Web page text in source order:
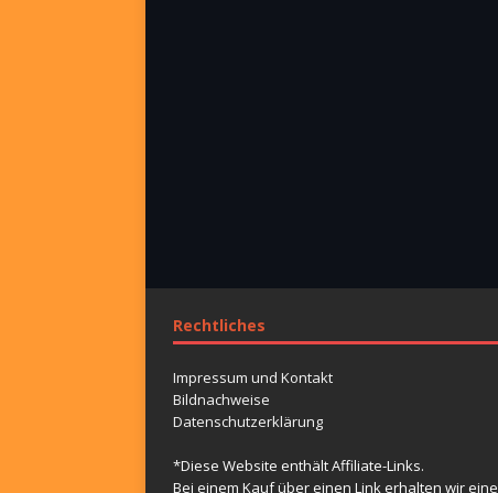
Rechtliches
Impressum und Kontakt
Bildnachweise
Datenschutzerklärung
*Diese Website enthält Affiliate-Links.
Bei einem Kauf über einen Link erhalten wir eine